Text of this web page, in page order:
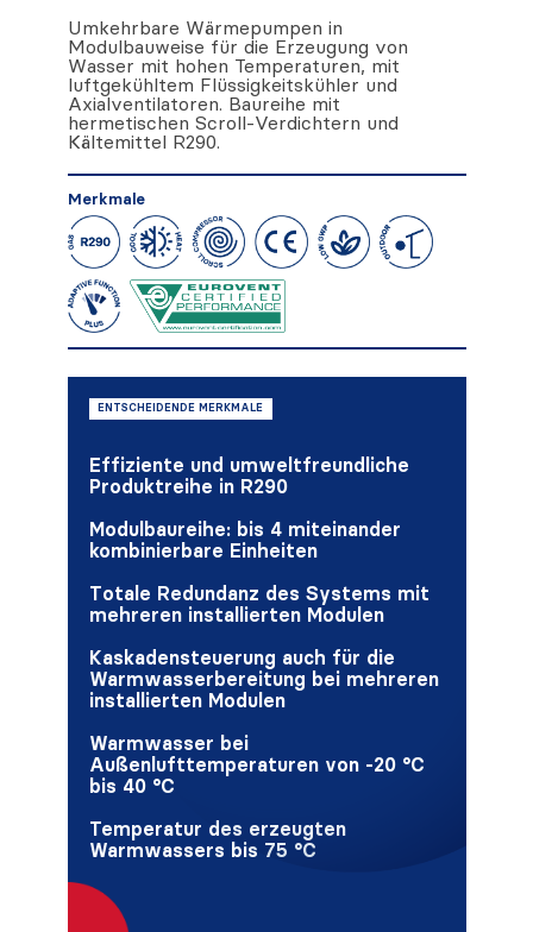
Umkehrbare Wärmepumpen in
Modulbauweise für die Erzeugung von
Wasser mit hohen Temperaturen, mit
luftgekühltem Flüssigkeitskühler und
Axialventilatoren. Baureihe mit
hermetischen Scroll-Verdichtern und
Kältemittel R290.
Merkmale
ENTSCHEIDENDE MERKMALE
Effiziente und umweltfreundliche
Produktreihe in R290
Modulbaureihe: bis 4 miteinander
kombinierbare Einheiten
Totale Redundanz des Systems mit
mehreren installierten Modulen
Kaskadensteuerung auch für die
Warmwasserbereitung bei mehreren
installierten Modulen
Warmwasser bei
Außenlufttemperaturen von -20 °C
bis 40 °C
Temperatur des erzeugten
Warmwassers bis 75 °C